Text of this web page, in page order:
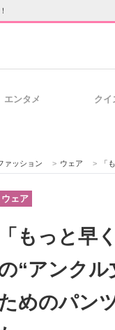
ヒント
企業向け
エンタメ クイ
ァッション > ウェア > 「
ウェア
「もっと早
“アンクル
めのパン